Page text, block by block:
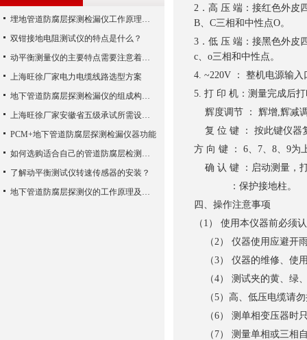
2．高 压 端：接红色外皮
B、C三相和中性点O。
3．低 压 端：接黑色外皮
c、o三相和中性点。
4. ~220V ： 整机电源输
5. 打 印 机：测量完成后
辉度调节 ： 辉增,辉减
复 位 键 ： 按此键仪器
方 向 键 ： 6、7、8、9为
确 认 键 ：启动测量，
：保护接地柱。
四、操作注意事项
（1） 使用本仪器前必须
（2） 仪器使用应避开
（3） 仪器的维修、使
（4） 测试夹的黄、绿
（5）高、低压电缆请勿
（6） 测单相变压器时
（7） 测量单相或三相
埋地管道防腐层探测检漏仪工作原理与检测方法
双钳接地电阻测试仪的特点是什么？
动平衡测量仪的主要特点需要注意着些什么呢
上海旺徐厂家电力电缆线路选型方案
地下管道防腐层探测检漏仪的组成构造分析阐述要点
上海旺徐厂家安徽省五级承试所需设备配置清单
PCM+地下管道防腐层探测检漏仪器功能
如何选购适合自己的管道防腐层检测仪？
了解动平衡测试仪转速传感器的安装？
地下管道防腐层探测仪的工作原理及其特点